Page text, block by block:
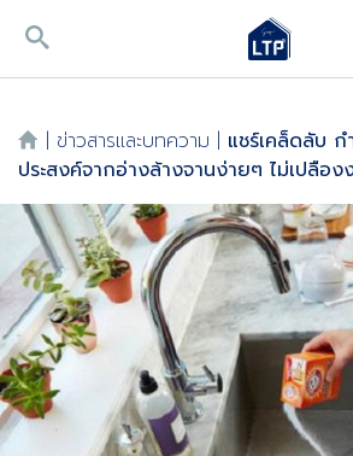
| ข่าวสารและบทความ | แชร์เคล็ดลับ
ประสงค์จากอ่างล้างจานง่ายๆ ไม่เปลือง